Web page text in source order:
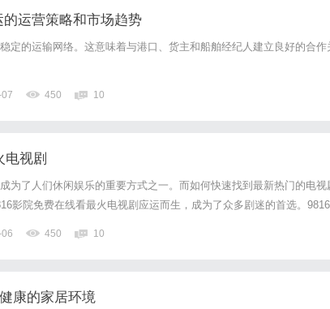
运营策略和市场趋势
定的运输网络。这意味着与港口、货主和船舶经纪人建立良好的合作
450 10
电视剧
为了人们休闲娱乐的重要方式之一。而如何快速找到最新热门的电视
影院免费在线看最火电视剧应运而生，成为了众多剧迷的首选。9816
在线观看的网站。在这里，你可以免费观看到最新、最火的电视剧资
门剧集，9816影院都能够满足你的需求。通过简洁明...
450 10
康的家居环境